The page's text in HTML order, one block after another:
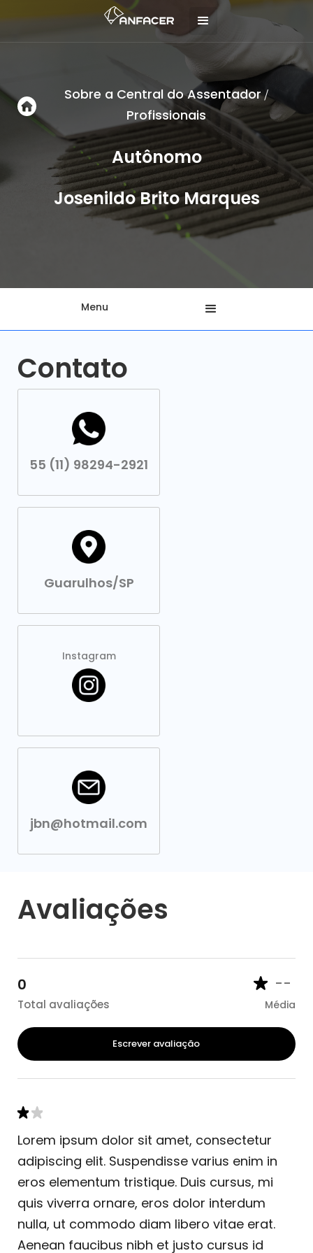
Sobre a Central do Assentador/
Profissionais
Autônomo
Josenildo Brito Marques
Menu
Contato
55 (11) 98294-2921
Guarulhos/SP
Instagram
jbn@hotmail.com
Avaliações
0
Total avaliações
--
Média
Escrever avaliação
Lorem ipsum dolor sit amet, consectetur
adipiscing elit. Suspendisse varius enim in
eros elementum tristique. Duis cursus, mi
quis viverra ornare, eros dolor interdum
nulla, ut commodo diam libero vitae erat.
Aenean faucibus nibh et justo cursus id